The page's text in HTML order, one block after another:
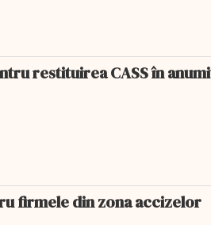
restituirea CASS în
firmele din zona accizelor